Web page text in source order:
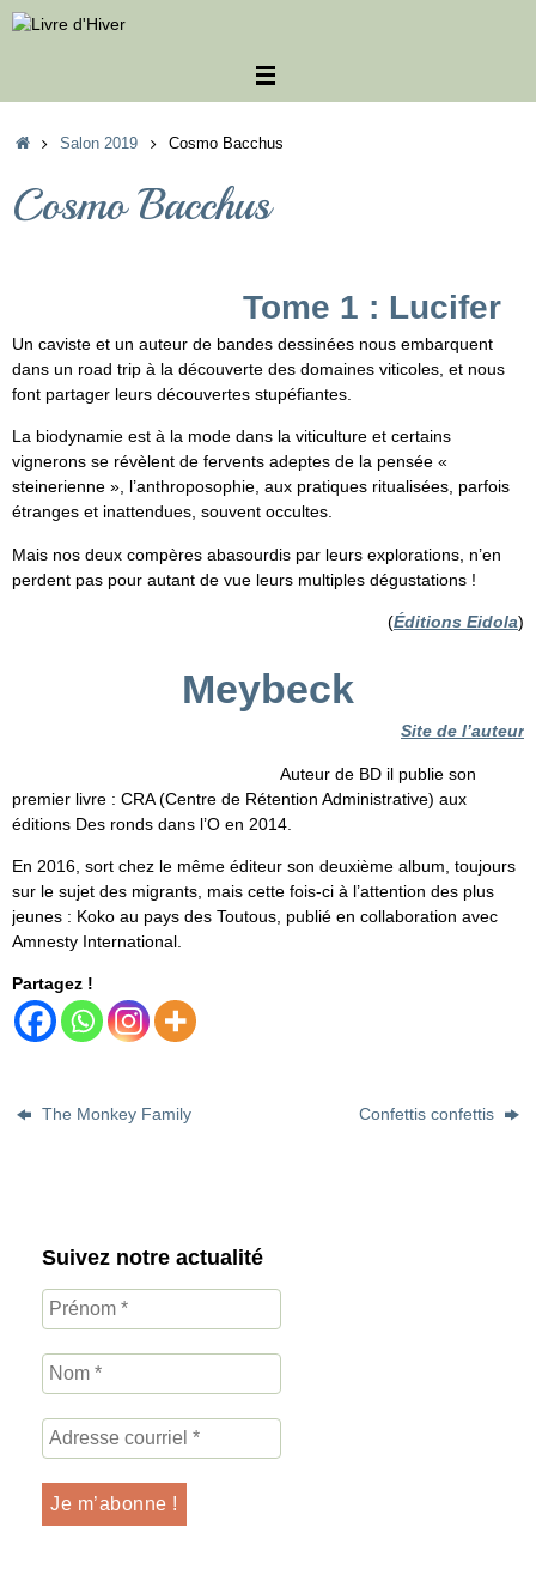
Passer
au
Accueil
Salon 2019 Cosmo Bacchus
Cosmo Bacchus
Tome 1 : Lucifer
Un caviste et un auteur de bandes dessinées nous embarquent
dans un road trip à la découverte des domaines viticoles, et nous
font partager leurs découvertes stupéfiantes.
La biodynamie est à la mode dans la viticulture et certains
vignerons se révèlent de fervents adeptes de la pensée «
steinerienne », l’anthroposophie, aux pratiques ritualisées, parfois
étranges et inattendues, souvent occultes.
Mais nos deux compères abasourdis par leurs explorations, n’en
perdent pas pour autant de vue leurs multiples dégustations !
(Éditions Eidola)
Meybeck
Site de l’auteur
Auteur de BD il publie son
premier livre : CRA (Centre de Rétention Administrative) aux
éditions Des ronds dans l’O en 2014.
En 2016, sort chez le même éditeur son deuxième album, toujours
sur le sujet des migrants, mais cette fois-ci à l’attention des plus
jeunes : Koko au pays des Toutous, publié en collaboration avec
Amnesty International.
Partagez !
The Monkey Family Confettis confettis
Suivez notre actualité